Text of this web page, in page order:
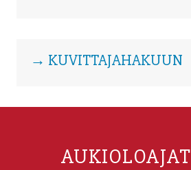
→ KUVITTAJAHAKUUN
AUKIOLOAJAT